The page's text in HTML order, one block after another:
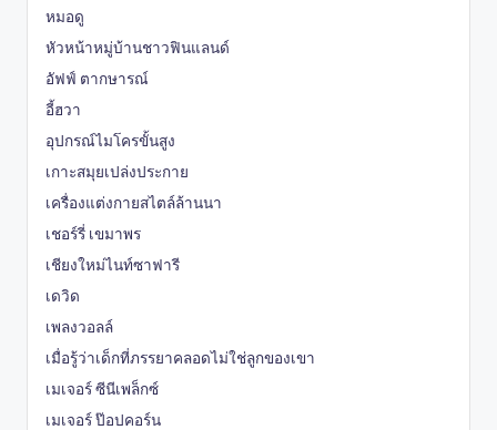
หมอดู
หัวหน้าหมู่บ้านชาวฟินแลนด์
อัฟฟ์ ตากษารณ์
อี้ฮวา
อุปกรณ์ไมโครขั้นสูง
เกาะสมุยเปล่งประกาย
เครื่องแต่งกายสไตล์ล้านนา
เชอร์รี่ เขมาพร
เชียงใหม่ไนท์ซาฟารี
เดวิด
เพลงวอลล์
เมื่อรู้ว่าเด็กที่ภรรยาคลอดไม่ใช่ลูกของเขา
เมเจอร์ ซีนีเพล็กซ์
เมเจอร์ ป๊อปคอร์น